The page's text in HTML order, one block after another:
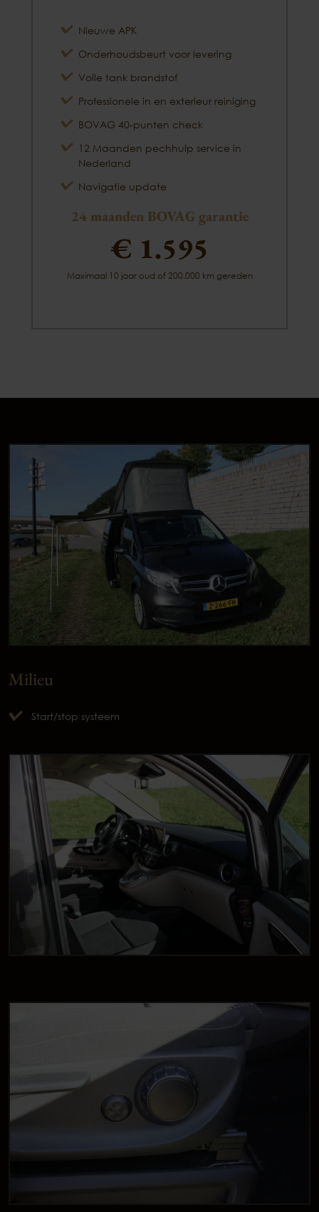
Nieuwe APK
Onderhoudsbeurt voor levering
Volle tank brandstof
Professionele in en exterieur reiniging
BOVAG 40-punten check
12 Maanden pechhulp service in
Nederland
Navigatie update
24 maanden BOVAG garantie
€ 1.595
Maximaal 10 jaar oud of 200.000 km gereden
Milieu
Start/stop systeem